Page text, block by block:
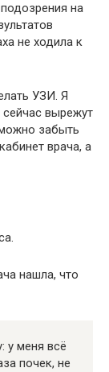
на
не ходила к
УЗИ. Я
вырежут
забыть
врача, а
нашла, что
у меня всё
почек, не